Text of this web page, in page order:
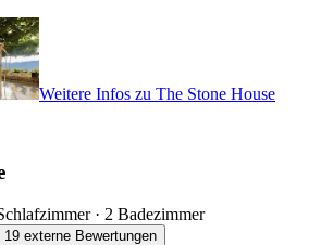
Weitere Infos zu The Stone House
· 2 Badezimmer
19 externe Bewertungen